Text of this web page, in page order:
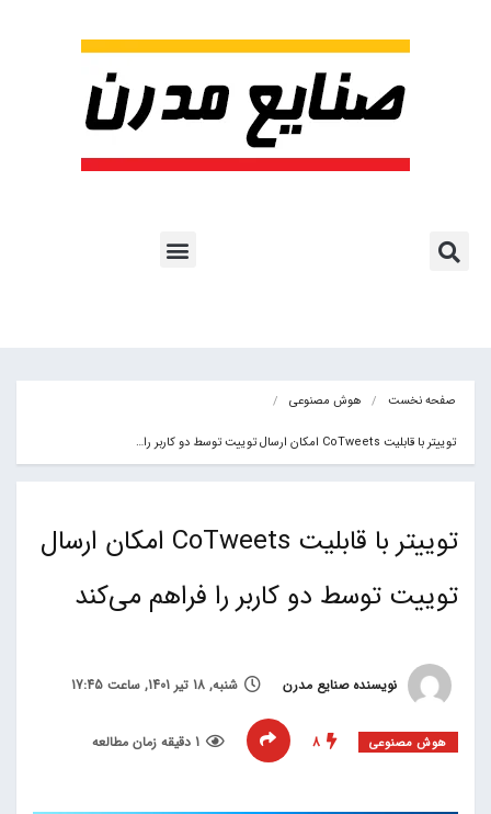
صفحه نخست هوش مصنوعی
توییتر با قابلیت CoTweets امکان ارسال توییت توسط دو کاربر را…
توییتر با قابلیت CoTweets امکان ارسال
توییت توسط دو کاربر را فراهم می‌کند
نویسنده صنایع مدرن شنبه, 18 تیر 1401, ساعت 17:45
هوش مصنوعی 8 1 دقیقه زمان مطالعه